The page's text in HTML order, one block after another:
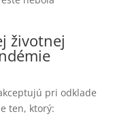
životnej
pri odklade
ten, ktorý: